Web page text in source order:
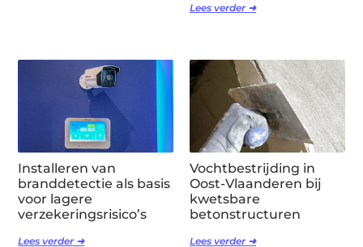
Lees verder ➜
Installeren van
branddetectie als basis
voor lagere
verzekeringsrisico’s
Lees verder ➜
Vochtbestrijding in
Oost-Vlaanderen bij
kwetsbare
betonstructuren
Lees verder ➜